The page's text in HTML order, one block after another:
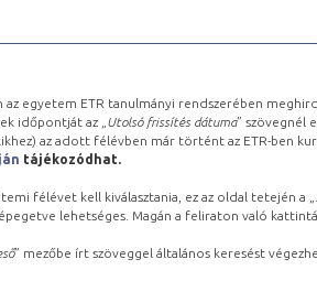
az egyetem ETR tanulmányi rendszerében
időpontját az „ Utolsó frissítés dátuma” szövegnél
az adott félévben már történt az ETR-ben
tájékozódhat.
félévet kell kiválasztania, ez az oldal tetején a „
lehetséges. Magán a feliraton való
” mezőbe írt szöveggel általános keresést